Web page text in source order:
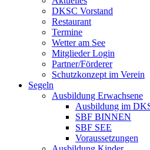
DKSC Vorstand
Restaurant
Termine
Wetter am See
Mitglieder Login
Partner/Förderer
Schutzkonzept im Verein
Segeln
Ausbildung Erwachsene
Ausbildung im
SBF BINNEN
SBF SEE
Voraussetzungen